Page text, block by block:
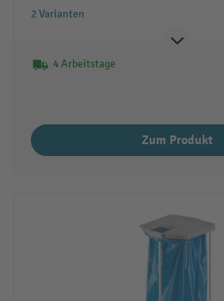
2 Varianten
4 Arbeitstage
Zum Produkt